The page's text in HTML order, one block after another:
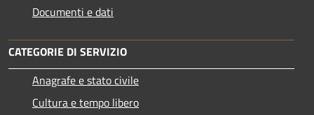
Documenti e dati
CATEGORIE DI SERVIZIO
Anagrafe e stato civile
Cultura e tempo libero